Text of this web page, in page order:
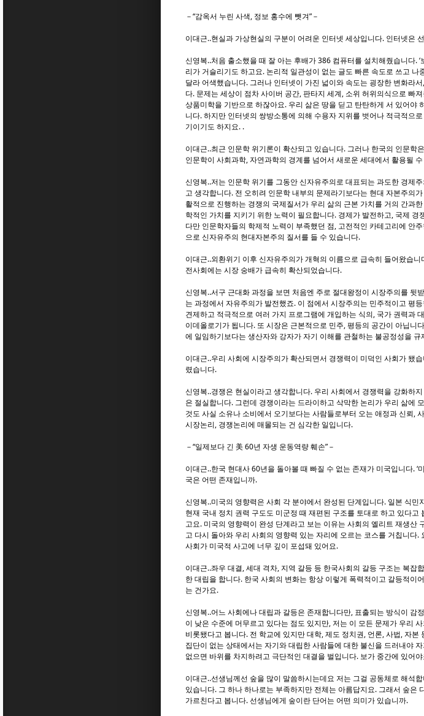
－“감옥서 누린 사색, 정보 홍수에 뺏겨”－
이대근‥현실과 가상현실의 구분이 어려운 인터넷 세상입니다. 인터넷은
신영복‥처음 출소했을 때 잘 아는 후배가 386 컴퓨터를 설치해줬습니다.
리가 거슬리기도 하고요. 논리적 일관성이 없는 글도 빠른 속도로 쓰고
달라 어색했습니다. 그러나 인터넷이 가진 넓이와 속도는 굉장한 변화라
다. 문제는 세상이 점차 사이버 공간, 판타지 세계, 소위 허위의식으로 빠
상품미학을 기반으로 하잖아요. 우리 삶은 땅을 딛고 탄탄하게 서 있어야
니다. 하지만 인터넷의 쌍방소통에 의해 수용자 지위를 벗어나 적극적으
기이기도 하지요. .
이대근‥최근 인문학 위기론이 확산되고 있습니다. 그러나 한국의 인문
인문학이 사회과학, 자연과학의 경계를 넘어서 새로운 세대에서 활용될
신영복‥저는 인문학 위기를 그동안 신자유주의로 대표되는 과도한 경제
고 생각합니다. 전 오히려 인문학 내부의 문제라기보다는 현대 자본주의
활적으로 진행하는 경쟁의 국제질서가 우리 삶의 근본 가치를 거의 간과
학적인 가치를 지키기 위한 노력이 필요합니다. 경제가 발전하고, 국제
다만 인문학자들의 학제적 노력이 부족했던 점, 고전적인 카테고리에 안
으로 신자유주의 현대자본주의 질서를 들 수 있습니다.
이대근‥외환위기 이후 신자유주의가 개혁의 이름으로 급속히 들어왔습
전사회에는 시장 숭배가 급속히 확산되었습니다.
신영복‥서구 근대화 과정을 보면 처음엔 주로 절대왕정이 시장주의를
는 과정에서 자유주의가 발전했죠. 이 점에서 시장주의는 민주적이고 평
견제하고 적극적으로 여러 가지 프로그램에 개입하는 식의, 국가 권력과
이데올로기가 됩니다. 또 시장은 근본적으로 민주, 평등의 공간이 아닙
에 일임하기보다는 생산자와 강자가 자기 이해를 관철하는 불공정성을 규
이대근‥우리 사회에 시장주의가 확산되면서 경쟁력이 미덕인 사회가 됐
렸습니다.
신영복‥경쟁은 현실이라고 생각합니다. 우리 사회에서 경쟁력을 강화하
은 절실합니다. 그런데 경쟁이라는 드라이하고 삭막한 논리가 우리 삶에
것도 사실 소유나 소비에서 오기보다는 사람들로부터 오는 애정과 신뢰,
시장논리, 경쟁논리에 매몰되는 건 심각한 일입니다.
－“일제보다 긴 美 60년 자생 운동역량 훼손”－
이대근‥한국 현대사 60년을 돌아볼 때 빠질 수 없는 존재가 미국입니다.
국은 어떤 존재입니까.
신영복‥미국의 영향력은 사회 각 분야에서 완성된 단계입니다. 일본 식
현재 국내 정치 권력 구도도 미군정 때 재편된 구조를 토대로 하고 있다
고요. 미국의 영향력이 완성 단계라고 보는 이유는 사회의 엘리트 재생
고 다시 돌아와 우리 사회의 영향력 있는 자리에 오르는 코스를 거칩니다
사회가 미국적 사고에 너무 깊이 포섭돼 있어요.
이대근‥좌우 대결, 세대 격차, 지역 갈등 등 한국사회의 갈등 구조는 복
한 대립을 합니다. 한국 사회의 변화는 항상 이렇게 폭력적이고 갈등적
는 건가요.
신영복‥어느 사회에나 대립과 갈등은 존재합니다만, 표출되는 방식이
이 낮은 수준에 머무르고 있다는 점도 있지만, 저는 이 모든 문제가 우리
비롯됐다고 봅니다. 전 학교에 있지만 대학, 제도 정치권, 언론, 사법, 자
집단이 없는 상태에서는 자기와 대립한 사람들에 대한 불신을 드러내야
없으면 바위를 차지하려고 극단적인 대결을 벌입니다. 보가 중간에 있어
이대근‥선생님께선 숲을 많이 말씀하시는데요 저는 그걸 공동체로 해석
있습니다. 그 하나 하나로는 부족하지만 전체는 아름답지요. 그래서 숲
가르친다고 봅니다. 선생님에게 숲이란 단어는 어떤 의미가 있습니까.